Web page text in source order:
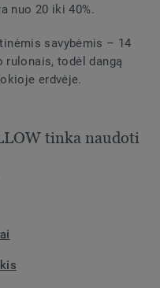
nuo 20 iki 40%.
savybėmis – 14
rulonais, todėl dangą
erdvėje.
tinka naudoti